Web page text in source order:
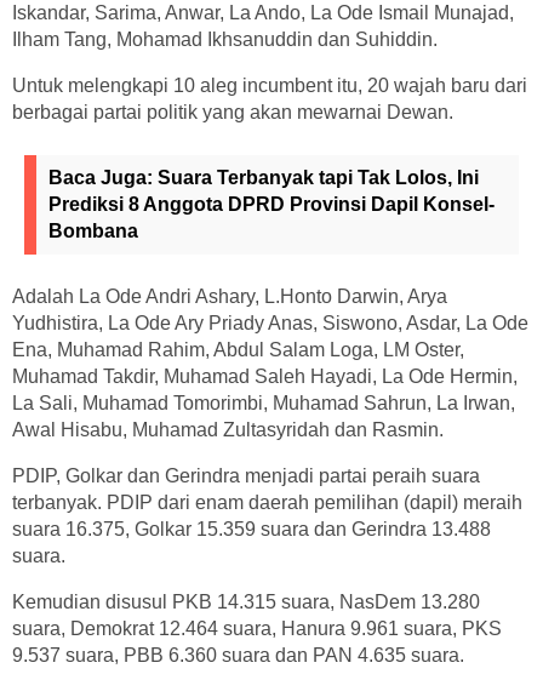
Iskandar, Sarima, Anwar, La Ando, La Ode Ismail Munajad,
Ilham Tang, Mohamad Ikhsanuddin dan Suhiddin.
Untuk melengkapi 10 aleg incumbent itu, 20 wajah baru dari
berbagai partai politik yang akan mewarnai Dewan.
Baca Juga: Suara Terbanyak tapi Tak Lolos, Ini
Prediksi 8 Anggota DPRD Provinsi Dapil Konsel-
Bombana
Adalah La Ode Andri Ashary, L.Honto Darwin, Arya
Yudhistira, La Ode Ary Priady Anas, Siswono, Asdar, La Ode
Ena, Muhamad Rahim, Abdul Salam Loga, LM Oster,
Muhamad Takdir, Muhamad Saleh Hayadi, La Ode Hermin,
La Sali, Muhamad Tomorimbi, Muhamad Sahrun, La Irwan,
Awal Hisabu, Muhamad Zultasyridah dan Rasmin.
PDIP, Golkar dan Gerindra menjadi partai peraih suara
terbanyak. PDIP dari enam daerah pemilihan (dapil) meraih
suara 16.375, Golkar 15.359 suara dan Gerindra 13.488
suara.
Kemudian disusul PKB 14.315 suara, NasDem 13.280
suara, Demokrat 12.464 suara, Hanura 9.961 suara, PKS
9.537 suara, PBB 6.360 suara dan PAN 4.635 suara.